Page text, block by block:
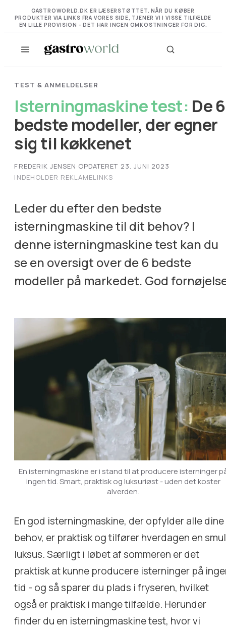
GASTROWORLD.DK ER LÆSERSTØTTET. NÅR DU KØBER
PRODUKTER VIA LINKS FRA VORES SIDE, TJENER VI I VISSE TILFÆLDE
EN LILLE PROVISION - DET HAR INGEN OMKOSTNINGER FOR DIG.
TEST & ANMELDELSER
Isterningmaskine test: De 6
bedste modeller, der egner
sig til køkkenet
FREDERIK JENSEN·OPDATERET 23. JUNI 2023
INDEHOLDER REKLAMELINKS
Leder du efter den bedste
isterningmaskine til dit behov? I
denne isterningmaskine test kan du
se en oversigt over de 6 bedste
modeller på markedet. God
En isterningmaskine er i stand til at producere isterninger
ingen tid. Smart, praktisk og luksuriøst - uden det koster
alverden.
En god isterningmaskine, der opfylder alle dine
behov, er praktisk og tilfører hverdagen en
luksus. Særligt i løbet af sommeren er det
praktisk at kunne producere isterninger på
tid - og så sparer du plads i fryseren, hvilket
også er praktisk i mange tilfælde. Herunder
finder du en isterningmaskine test, hvor vi